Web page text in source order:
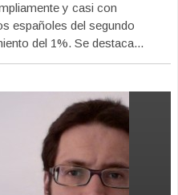
y casi con
españoles del segundo
del 1%. Se destaca...